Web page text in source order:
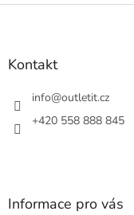
Z
Kontakt
info@outletit.cz
+420 558 888 845
Informace pro vás